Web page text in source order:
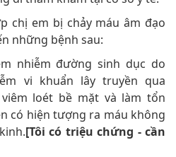
chị em bị chảy máu âm đạo
những bệnh sau:
nhiễm đường sinh dục do
vi khuẩn lây truyền qua
loét bề mặt và làm tổn
có hiện tượng ra máu không
[Tôi có triệu chứng - cần